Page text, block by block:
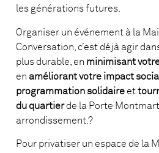
les générations futures.
Organiser un événement à la
Conversation, c’est déjà agir
plus durable, en minimisant
en améliorant votre impact
programmation solidaire et
du quartierde la Porte
arrondissement.?
Pour privatiser un espace de la